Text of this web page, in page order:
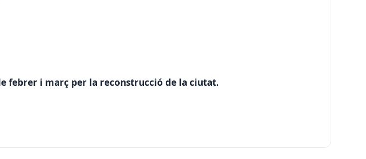
febrer i març per la reconstrucció de la ciutat.